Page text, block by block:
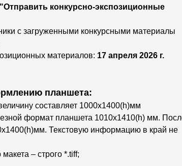
"Отправить конкурсно-экспозиционные
с загруженными конкурсными материалы
материалов: 17 апреля 2026 г.
планшета:
составляет 1000х1400(h)мм
формат планшета 1010х1410(h) мм.
Текстовую информацию в край не
– строго *.tiff;